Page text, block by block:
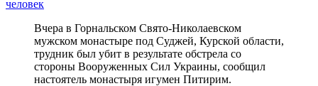
Вчера в Горнальском Свято-Николаевском
мужском монастыре под Суджей, Курской области,
трудник был убит в результате обстрела со
стороны Вооруженных Сил Украины, сообщил
настоятель монастыря игумен Питирим.